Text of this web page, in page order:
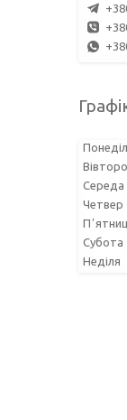
Середа
Четвер
Субота
Неділя